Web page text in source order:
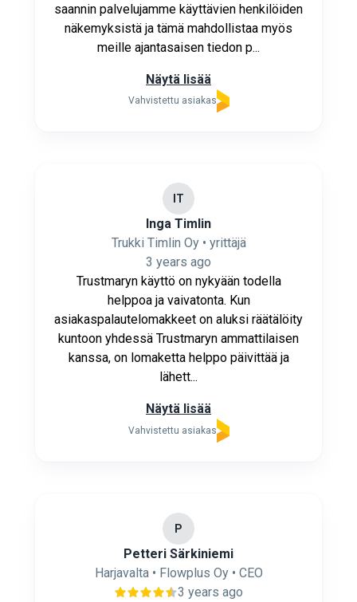
saannin palvelujamme käyttävien henkilöiden
näkemyksistä ja tämä mahdollistaa myös
meille ajantasaisen tiedon p...
Näytä lisää
Vahvistettu asiakas
IT
Inga Timlin
Trukki Timlin Oy • yrittäjä
3 years ago
Trustmaryn käyttö on nykyään todella
helppoa ja vaivatonta. Kun
asiakaspalautelomakkeet on aluksi räätälöity
kuntoon yhdessä Trustmaryn ammattilaisen
kanssa, on lomaketta helppo päivittää ja
lähett...
Näytä lisää
Vahvistettu asiakas
P
Petteri Särkiniemi
Harjavalta • Flowplus Oy • CEO
3 years ago